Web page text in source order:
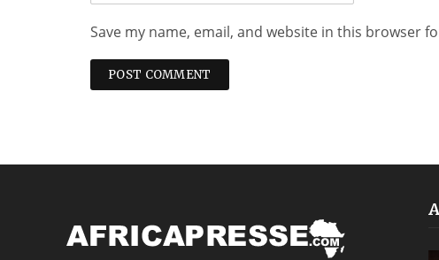
Save my name, email, and website in this browser